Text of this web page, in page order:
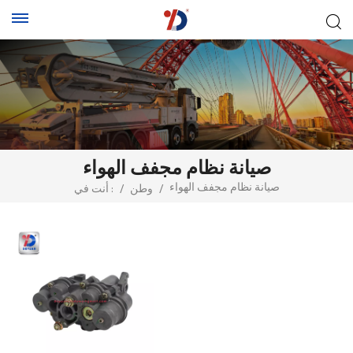
صيانة نظام مجفف الهواء
أنت في : / وطن / صيانة نظام مجفف الهواء